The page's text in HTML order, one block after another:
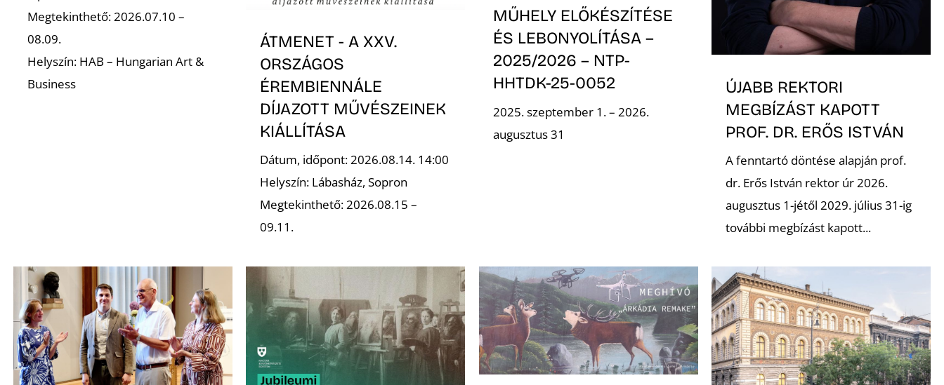
Megtekinthető: 2026.07.10 –
08.09.
Helyszín: HAB – Hungarian Art &
Business
ÁTMENET - A XXV.
ORSZÁGOS
ÉREMBIENNÁLE
DÍJAZOTT MŰVÉSZEINEK
KIÁLLÍTÁSA
Dátum, időpont: 2026.08.14. 14:00
Helyszín: Lábasház, Sopron
Megtekinthető: 2026.08.15 –
09.11.
MŰHELY ELŐKÉSZÍTÉSE
ÉS LEBONYOLÍTÁSA –
2025/2026 – NTP-
HHTDK-25-0052
2025. szeptember 1. – 2026.
augusztus 31
ÚJABB REKTORI
MEGBÍZÁST KAPOTT
PROF. DR. ERŐS ISTVÁN
A fenntartó döntése alapján prof.
dr. Erős István rektor úr 2026.
augusztus 1-jétől 2029. július 31-ig
további megbízást kapott...